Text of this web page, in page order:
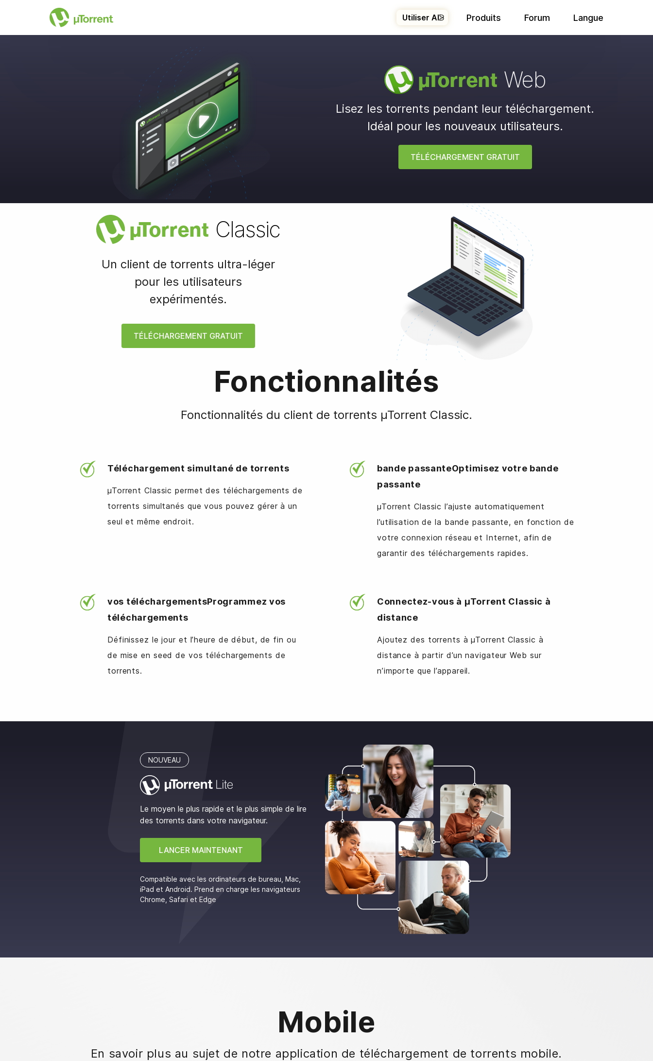
Utiliser AI Produits Forum Langue
µTorrent Web
Lisez les torrents pendant leur téléchargement.
Idéal pour les nouveaux utilisateurs.
TÉLÉCHARGEMENT GRATUIT
µTorrent Classic
Un client de torrents ultra-léger
pour les utilisateurs
expérimentés.
TÉLÉCHARGEMENT GRATUIT
Fonctionnalités
Fonctionnalités du client de torrents µTorrent Classic.
Téléchargement simultané de torrents
µTorrent Classic permet des téléchargements de
torrents simultanés que vous pouvez gérer à un
seul et même endroit.
bande passanteOptimisez votre bande
passante
µTorrent Classic l’ajuste automatiquement
l’utilisation de la bande passante, en fonction de
votre connexion réseau et Internet, afin de
garantir des téléchargements rapides.
vos téléchargementsProgrammez vos
téléchargements
Définissez le jour et l’heure de début, de fin ou
de mise en seed de vos téléchargements de
torrents.
Connectez-vous à µTorrent Classic à
distance
Ajoutez des torrents à µTorrent Classic à
distance à partir d’un navigateur Web sur
n’importe que l’appareil.
NOUVEAU
Le moyen le plus rapide et le plus simple de lire
des torrents dans votre navigateur.
LANCER MAINTENANT
Compatible avec les ordinateurs de bureau, Mac,
iPad et Android. Prend en charge les navigateurs
Chrome, Safari et Edge
Mobile
En savoir plus au sujet de notre application de téléchargement de torrents mobile.